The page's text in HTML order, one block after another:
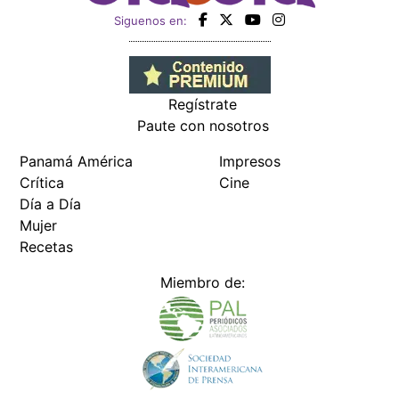
Siguenos en:
Regístrate
Paute con nosotros
Panamá América
Crítica
Día a Día
Mujer
Recetas
Impresos
Cine
Miembro de: